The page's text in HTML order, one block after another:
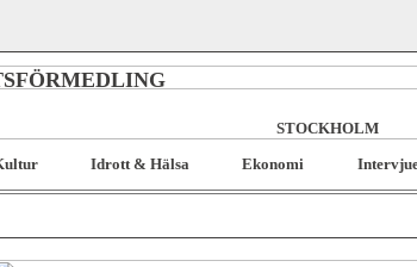
STOCKHOLM
Idrott & Hälsa Ekonomi